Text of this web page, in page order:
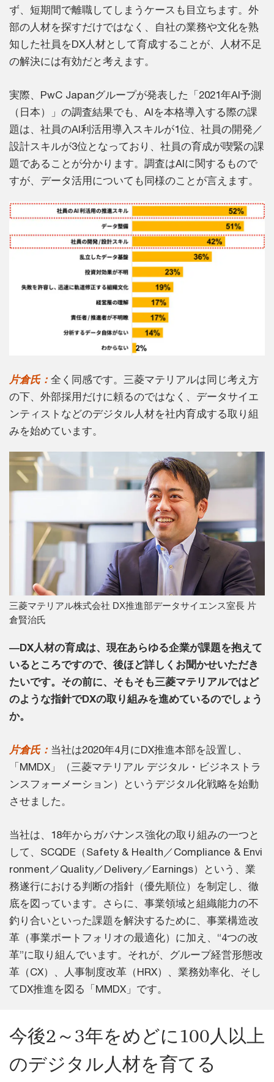
ず、短期間で離職してしまうケースも目立ちます。外
部の人材を探すだけではなく、自社の業務や文化を熟
知した社員をDX人材として育成することが、人材不足
の解決には有効だと考えます。
実際、PwC Japanグループが発表した「2021年AI予測
（日本）」の調査結果でも、AIを本格導入する際の課
題は、社員のAI利活用導入スキルが1位、社員の開発／
設計スキルが3位となっており、社員の育成が喫緊の課
題であることが分かります。調査はAIに関するもので
すが、データ活用についても同様のことが言えます。
片倉氏： 全く同感です。三菱マテリアルは同じ考え方
の下、外部採用だけに頼るのではなく、データサイエ
ンティストなどのデジタル人材を社内育成する取り組
みを始めています。
三菱マテリアル株式会社 DX推進部データサイエンス室長 片
倉賢治氏
―DX人材の育成は、現在あらゆる企業が課題を抱えて
いるところですので、後ほど詳しくお聞かせいただき
たいです。その前に、そもそも三菱マテリアルではど
のような指針でDXの取り組みを進めているのでしょう
か。
片倉氏： 当社は2020年4月にDX推進本部を設置し、
「MMDX」（三菱マテリアル デジタル・ビジネストラ
ンスフォーメーション）というデジタル化戦略を始動
させました。
当社は、18年からガバナンス強化の取り組みの一つと
して、SCQDE（Safety & Health／Compliance & Envi
ronment／Quality／Delivery／Earnings）という、業
務遂行における判断の指針（優先順位）を制定し、徹
底を図っています。さらに、事業領域と組織能力の不
釣り合いといった課題を解決するために、事業構造改
革（事業ポートフォリオの最適化）に加え、“4つの改
革”に取り組んでいます。それが、グループ経営形態改
革（CX）、人事制度改革（HRX）、業務効率化、そし
てDX推進を図る「MMDX」です。
今後2～3年をめどに100人以上
のデジタル人材を育てる